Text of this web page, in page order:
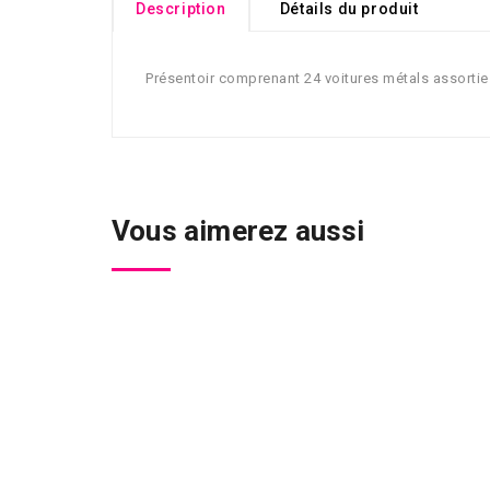
Description Détails du produit
Présentoir comprenant 24 voitures métals
Vous aimerez aussi